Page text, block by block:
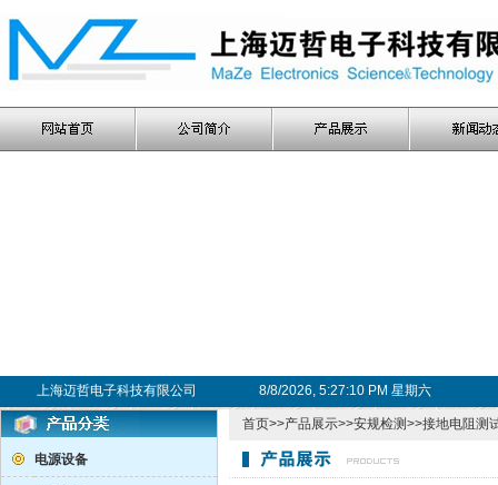
上海迈哲电子科技有限公司 8/8/2026, 5:27:10 PM 星期六
电源设备
首页>>产品展示>>安规检测>>接地电阻测